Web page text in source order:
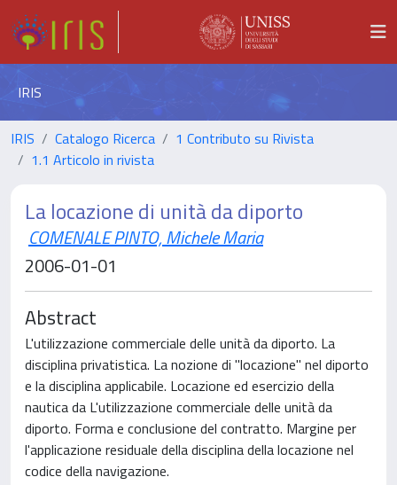
IRIS
IRIS Catalogo Ricerca
1 Contributo su Rivista
1.1 Articolo in rivista
La locazione di unità da diporto
COMENALE PINTO, Michele Maria
2006-01-01
Abstract
L'utilizzazione commerciale delle unità da diporto. La
disciplina privatistica. La nozione di "locazione" nel diporto
e la disciplina applicabile. Locazione ed esercizio della
nautica da L'utilizzazione commerciale delle unità da
diporto. Forma e conclusione del contratto. Margine per
l'applicazione residuale della disciplina della locazione nel
codice della navigazione.